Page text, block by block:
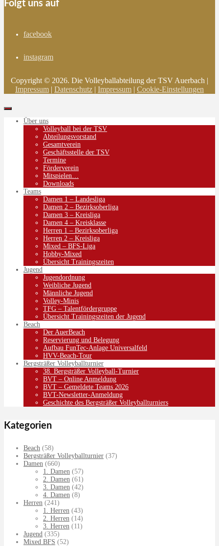
Folgt uns auf
facebook
instagram
Copyright © 2026. Die Volleyballabteilung der TSV Auerbach |
Impressum | Datenschutz | Impressum | Cookie-Einstellungen
Über uns
Volleyball bei der TSV
Abteilungsvorstand
Gesamtverein
Geschäftsstelle der TSV
Termine
Förderverein
Mitspielen…
Downloads
Teams
Damen 1 – Landesliga
Damen 2 – Bezirksoberliga
Damen 3 – Kreisliga
Damen 4 – Kreisklasse
Herren 1 – Bezirksoberliga
Herren 2 – Kreisliga
Mixed – BFS-Liga
Hobby-Mixed
Übersicht Trainingszeiten
Jugend
Jugendordnung
Weibliche Jugend
Männliche Jugend
Volley-Minis
TFG – Talentfördergruppe
Übersicht Trainingszeiten der Jugend
Beach
Der AuerBeach
Reservierung und Belegung
Aufbau FunTec-Anlage Universalfeld
HVV-Beach-Tour
Bergsträßer Volleyballturnier
38. Bergsträßer Volleyball-Turnier
BVT – Online Anmeldung
BVT – Gemeldete Teams 2026
BVT-Newsletter-Anmeldung
Geschichte des Bergsträßer Volleyballturniers
Kategorien
Beach (58)
Bergsträßer Volleyballturnier (37)
Damen (660)
1. Damen (57)
2. Damen (61)
3. Damen (42)
4. Damen (8)
Herren (241)
1. Herren (43)
2. Herren (14)
3. Herren (11)
Jugend (335)
Mixed BFS (52)